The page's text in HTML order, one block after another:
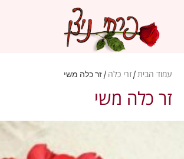
עמוד הבית/זרי כלה / זר כלה משי
זר כלה משי